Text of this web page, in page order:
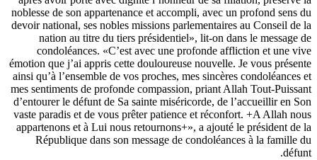
noblesse de son appartenance et accompli, avec un profond sens du
devoir national, ses nobles missions parlementaires au Conseil de la
nation au titre du tiers présidentiel», lit-on dans le message de
condoléances. «C’est avec une profonde affliction et une vive
émotion que j’ai appris cette douloureuse nouvelle. Je vous présente
ainsi qu’à l’ensemble de vos proches, mes sincères condoléances et
mes sentiments de profonde compassion, priant Allah Tout-Puissant
d’entourer le défunt de Sa sainte miséricorde, de l’accueillir en Son
vaste paradis et de vous prêter patience et réconfort. +A Allah nous
appartenons et à Lui nous retournons+», a ajouté le président de la
République dans son message de condoléances à la famille du
défunt.